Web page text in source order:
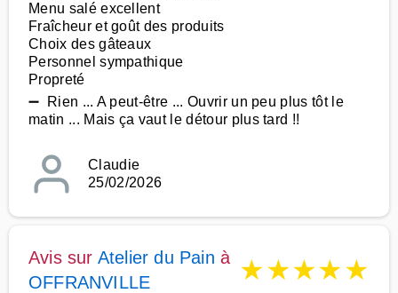
Menu salé excellent
Fraîcheur et goût des produits
Choix des gâteaux
Personnel sympathique
Propreté
➖ Rien ... A peut-être ... Ouvrir un peu plus tôt le
matin ... Mais ça vaut le détour plus tard !!
Claudie
25/02/2026
Avis sur Atelier du Pain à
OFFRANVILLE
★★★★★